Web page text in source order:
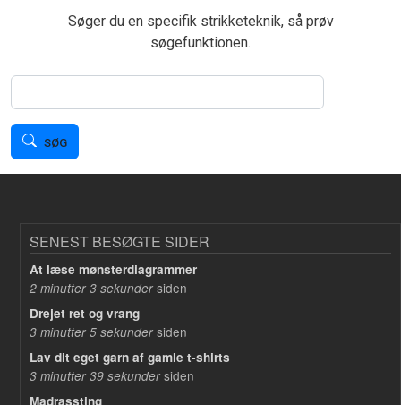
Søger du en specifik strikketeknik, så prøv
søgefunktionen.
Søg
SØG
SENEST BESØGTE SIDER
At læse mønsterdiagrammer
2 minutter 3 sekundersiden
Drejet ret og vrang
3 minutter 5 sekundersiden
Lav dit eget garn af gamle t-shirts
3 minutter 39 sekundersiden
Madrassting